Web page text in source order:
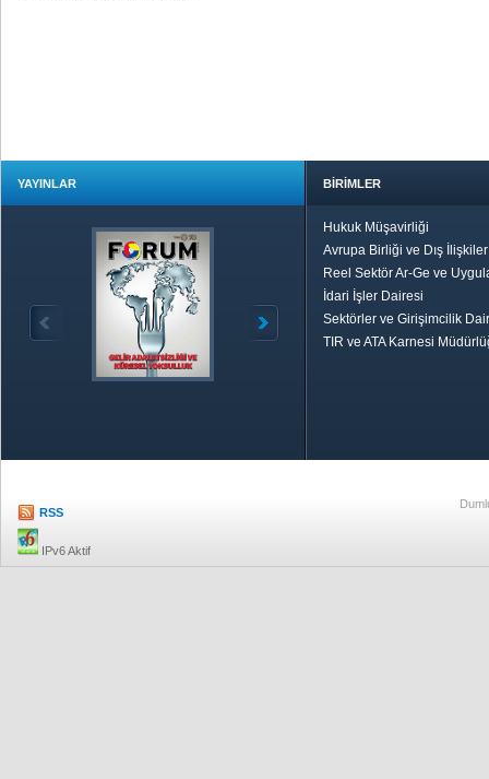
YAYINLAR BİRİMLER
Hukuk Müşavirliği
Avrupa Birliği ve Dış
Reel Sektör Ar-Ge ve
İdari İşler Dairesi
Sektörler ve Girişimcilik
TIR ve ATA Karnesi
RSS
IPv6 Aktif